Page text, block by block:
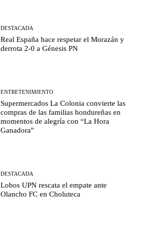
DESTACADA
Real España hace respetar el Morazán y
derrota 2-0 a Génesis PN
ENTRETENIMIENTO
Supermercados La Colonia convierte las
compras de las familias hondureñas en
momentos de alegría con “La Hora
Ganadora”
DESTACADA
Lobos UPN rescata el empate ante
Olancho FC en Choluteca